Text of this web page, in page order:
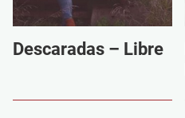
Descaradas – Libre